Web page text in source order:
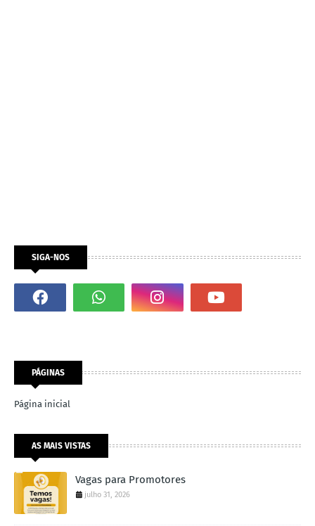
SIGA-NOS
PÁGINAS
Página inicial
AS MAIS VISTAS
Vagas para Promotores
julho 31, 2026